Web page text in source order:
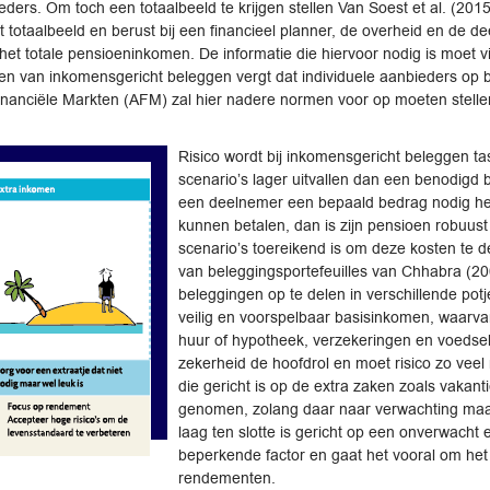
Om toch een totaalbeeld te krijgen stellen Van Soest et al.
en berust bij een financieel planner, de overheid en de
totale pensioeninkomen. De informatie die hiervoor nodig is moet
van inkomensgericht beleggen vergt dat individuele aanbieders
Markten (AFM) zal hier nadere normen voor op moeten
Risico wordt bij inkomensgericht beleggen
scenario’s lager uitvallen dan een
een deelnemer een bepaald bedrag nodig
kunnen betalen, dan is zijn pensioen
scenario’s toereikend is om deze kosten te
van beleggingsportefeuilles van Chhabra
beleggingen op te delen in verschillende
veilig en voorspelbaar basisinkomen,
huur of hypotheek, verzekeringen en
zekerheid de hoofdrol en moet risico zo
die gericht is op de extra zaken zoals
genomen, zolang daar naar verwachting
laag ten slotte is gericht op een onverwacht
beperkende factor en gaat het vooral om
rendementen.